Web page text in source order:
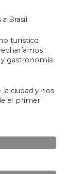
Brasil.
turístico
y gastronomía
ciudad y nos
el primer